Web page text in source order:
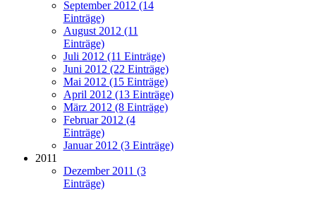
September 2012 (14
Einträge)
August 2012 (11
Einträge)
Juli 2012 (11 Einträge)
Juni 2012 (22 Einträge)
Mai 2012 (15 Einträge)
April 2012 (13 Einträge)
März 2012 (8 Einträge)
Februar 2012 (4
Einträge)
Januar 2012 (3 Einträge)
2011
Dezember 2011 (3
Einträge)